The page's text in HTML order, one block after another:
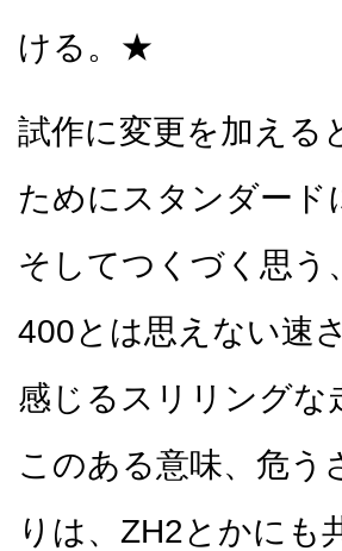
ける。★
試作に変更を加える
ためにスタンダード
そしてつくづく思
400とは思えない速
感じるスリリングな
このある意味、危
りは、ZH2とかにも